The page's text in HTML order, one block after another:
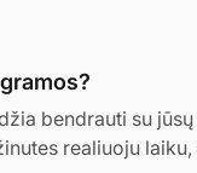
bendrauti su
realiuoju